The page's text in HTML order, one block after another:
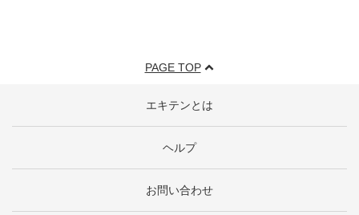
PAGE TOP
エキテンとは
ヘルプ
お問い合わせ